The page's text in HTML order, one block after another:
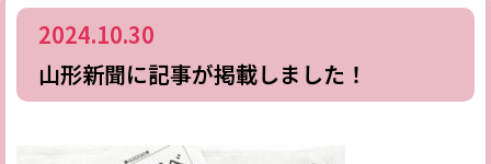
2024.10.30
山形新聞に記事が掲載しました！